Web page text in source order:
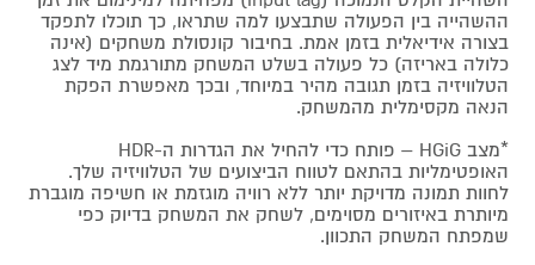
ההשהייה בין הפעולה שתבצעו למה שתראו, כך תוכלו לתפקד
בצורה אידיאלית בזמן אמת. בחיבור קונסולת משחקים (אינה
כלולה באריזה) כל פעולה בשלט המשחק מתורגמת מיד לצג
הטלוויזיה בזמן תגובה מהיר במיוחד, ובכך מאפשרת הפקת
הנאה מקסימלית מהמשחק.
*מצב HGiG – פותח כדי להחיל את הגדרות ה-HDR
האופטימליות בהתאם לטווח הביצועים של הטלוויזיה שלך.
לחוות תמונה מדויקת יותר ללא רוויה מוגזמת או חשיפה מוגברת
מיותרת באיזורים מסוימים, לשחק את המשחק בדיוק כפי
שמפתח המשחק התכוון.